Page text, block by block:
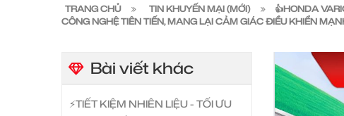
TRANG CHỦ TIN KHUYẾN MẠI (MỚI)
👍HONDA
CÔNG NGHỆ TIÊN TIẾN, MANG LẠI CẢM GIÁC ĐIỀU KHIỂN
Bài viết khác
⚡️TIẾT KIỆM NHIÊN LIỆU - TỐI ƯU